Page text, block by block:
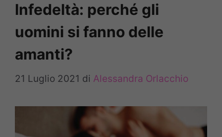
Infedeltà: perché gli
uomini si fanno delle
amanti?
21 Luglio 2021 di Alessandra Orlacchio